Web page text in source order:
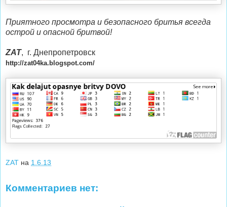
Приятного просмотра и безопасного бритья всегда
острой и опасной бритвой!
ZAT, г. Днепропетровск
http://zat04ka.blogspot.com​/
ZAT на 1.6.13
Комментариев нет: